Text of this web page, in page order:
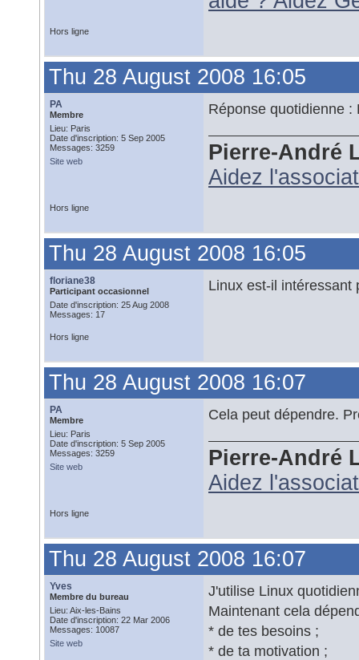
Hors ligne
Thu 28 August 2008 16:05
PA
Membre
Lieu: Paris
Date d'inscription: 5 Sep 2005
Messages: 3259
Site web
Réponse quotidienne :
Pierre-André
Aidez
Hors ligne
Thu 28 August 2008 16:05
floriane38
Participant occasionnel
Date d'inscription: 25 Aug 2008
Messages: 17
Linux est-il intéressant
Hors ligne
Thu 28 August 2008 16:07
PA
Membre
Lieu: Paris
Date d'inscription: 5 Sep 2005
Messages: 3259
Site web
Cela peut dépendre.
Pierre-André
Aidez
Hors ligne
Thu 28 August 2008 16:07
Yves
Membre du bureau
Lieu: Aix-les-Bains
Date d'inscription: 22 Mar 2006
Messages: 10087
Site web
J'utilise Linux
Maintenant cela
* de tes besoins ;
* de ta motivation ;